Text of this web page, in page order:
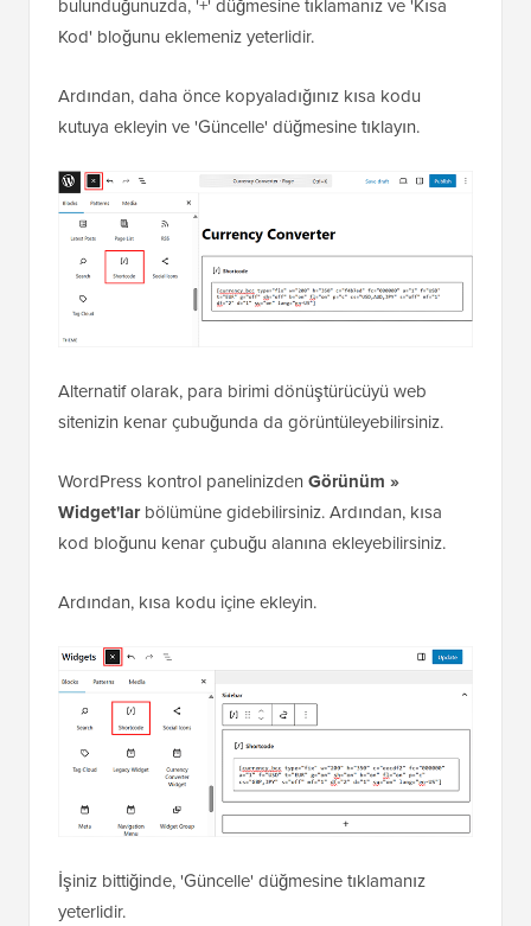
bulunduğunuzda, '+' düğmesine tıklamanız ve 'Kısa
Kod' bloğunu eklemeniz yeterlidir.
Ardından, daha önce kopyaladığınız kısa kodu
kutuya ekleyin ve 'Güncelle' düğmesine tıklayın.
Alternatif olarak, para birimi dönüştürücüyü web
sitenizin kenar çubuğunda da görüntüleyebilirsiniz.
WordPress kontrol panelinizden Görünüm »
Widget'larbölümüne gidebilirsiniz. Ardından, kısa
kod bloğunu kenar çubuğu alanına ekleyebilirsiniz.
Ardından, kısa kodu içine ekleyin.
İşiniz bittiğinde, 'Güncelle' düğmesine tıklamanız
yeterlidir.